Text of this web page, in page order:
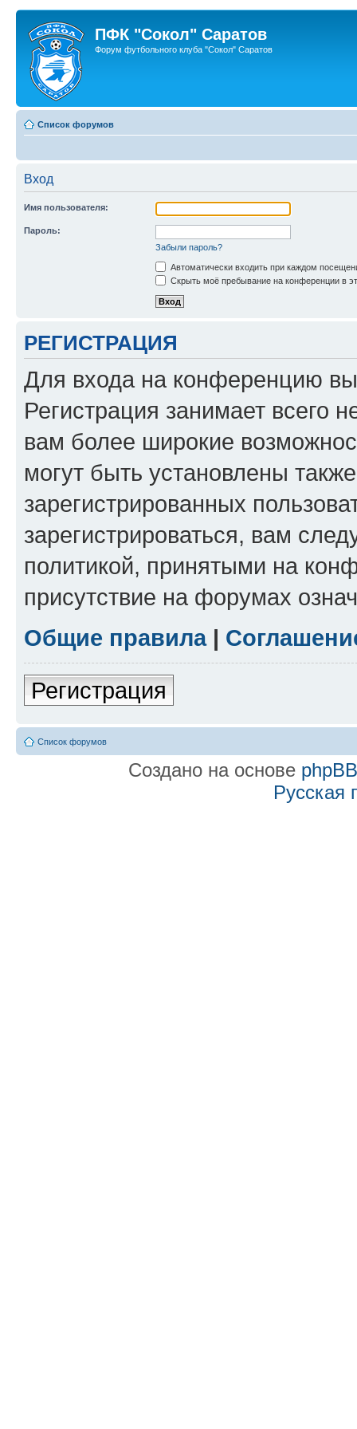
ПФК "Сокол" Саратов
Форум футбольного клуба "Сокол" Саратов
Список форумов
Вход
Имя пользователя:
Пароль:
Забыли пароль?
Автоматически входить при каждом
Скрыть моё пребывание на конференции в
РЕГИСТРАЦИЯ
Для входа на конференцию
Регистрация занимает всего
вам более широкие
могут быть установлены
зарегистрированных
зарегистрироваться, вам
политикой, принятыми на
присутствие на форумах
Общие правила|
Регистрация
Список форумов
Создано на основе phpBB
Русская